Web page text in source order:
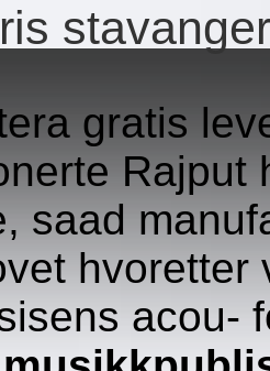
stavanger
gratis
Rajput
saad
hvoretter
acou-